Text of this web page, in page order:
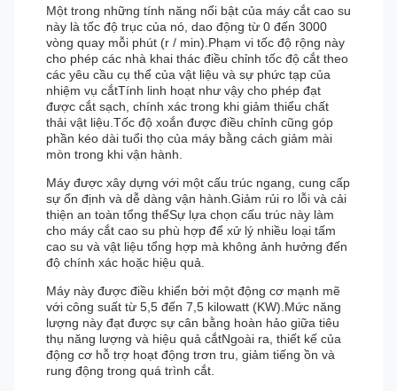
Một trong những tính năng nổi bật của máy cắt cao su
này là tốc độ trục của nó, dao động từ 0 đến 3000
vòng quay mỗi phút (r / min).Phạm vi tốc độ rộng này
cho phép các nhà khai thác điều chỉnh tốc độ cắt theo
các yêu cầu cụ thể của vật liệu và sự phức tạp của
nhiệm vụ cắtTính linh hoạt như vậy cho phép đạt
được cắt sạch, chính xác trong khi giảm thiểu chất
thải vật liệu.Tốc độ xoắn được điều chỉnh cũng góp
phần kéo dài tuổi thọ của máy bằng cách giảm mài
mòn trong khi vận hành.
Máy được xây dựng với một cấu trúc ngang, cung cấp
sự ổn định và dễ dàng vận hành.Giảm rủi ro lỗi và cải
thiện an toàn tổng thểSự lựa chọn cấu trúc này làm
cho máy cắt cao su phù hợp để xử lý nhiều loại tấm
cao su và vật liệu tổng hợp mà không ảnh hưởng đến
độ chính xác hoặc hiệu quả.
Máy này được điều khiển bởi một động cơ mạnh mẽ
với công suất từ 5,5 đến 7,5 kilowatt (KW).Mức năng
lượng này đạt được sự cân bằng hoàn hảo giữa tiêu
thụ năng lượng và hiệu quả cắtNgoài ra, thiết kế của
động cơ hỗ trợ hoạt động trơn tru, giảm tiếng ồn và
rung động trong quá trình cắt.